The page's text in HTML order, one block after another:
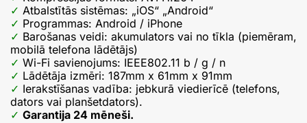
Atbalstītās sistēmas: „iOS“ „Android“
Programmas: Android / iPhone
Barošanas veidi: akumulators vai no tīkla (piemēram,
mobilā telefona lādētājs)
Wi-Fi savienojums: IEEE802.11 b / g / n
Lādētāja izmēri: 187mm x 61mm x 91mm
Ierakstīšanas vadība: jebkurā viedierīcē (telefons,
dators vai planšetdators).
Garantija 24 mēneši.